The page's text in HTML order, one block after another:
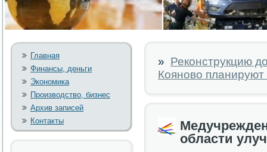
Главная
Финансы, деньги
Экономика
Производство, бизнес
Архив записей
Контакты
» Реконструкцию
Кояново
области